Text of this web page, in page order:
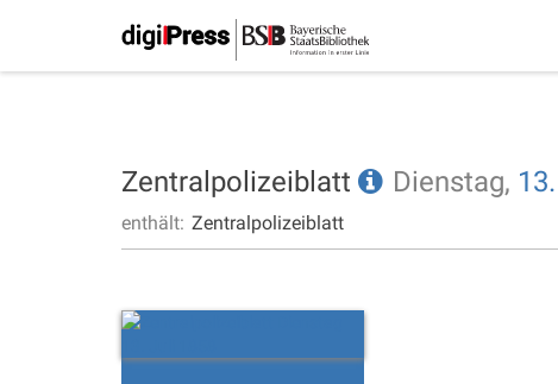
Zentralpolizeiblatt Dienstag, 13.
enthält: Zentralpolizeiblatt